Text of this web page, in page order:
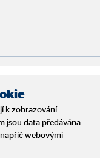
k zobrazování
jsou data předávána
webovými